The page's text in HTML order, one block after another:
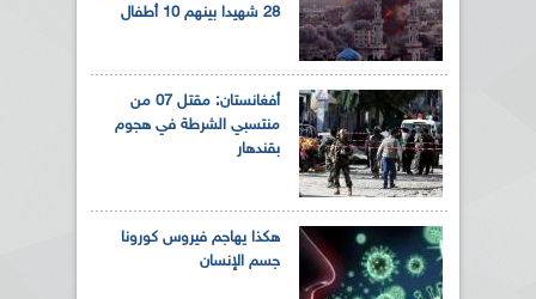
28 شهيدا بينهم 10 أطفال
أفغانستان: مقتل 07 من
منتسبي الشرطة في هجوم
بقندهار
هكذا يهاجم فيروس كورونا
جسم الإنسان